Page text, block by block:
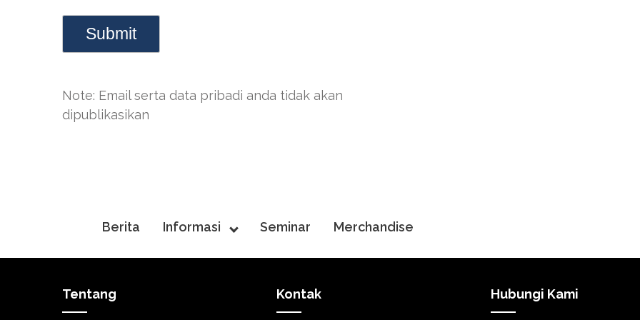
Note: Email serta data pribadi anda tidak akan
dipublikasikan
Berita Informasi Seminar Merchandise
Tentang Kontak Hubungi Kami